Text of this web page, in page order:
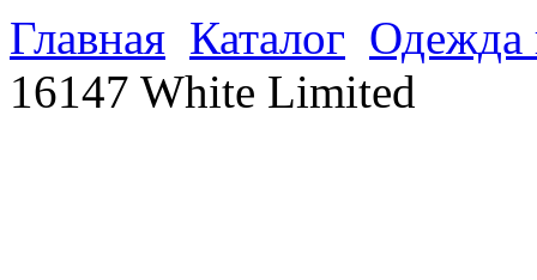
Главная Каталог Одежда
16147 White Limited